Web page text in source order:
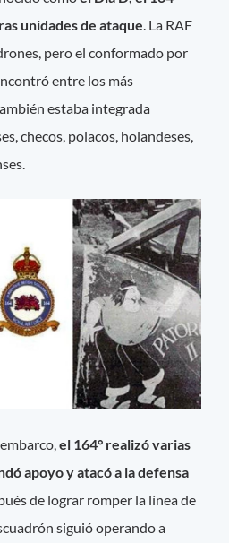
unidades de ataque. La RAF
pero el conformado por
entre los más
estaba integrada
checos, polacos, holandeses,
el 164° realizó varias
apoyo y atacó a la defensa
de lograr romper la línea de
siguió operando a